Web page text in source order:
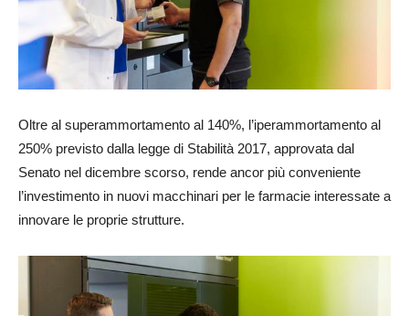
Oltre al superammortamento al 140%, l’iperammortamento al
250% previsto dalla legge di Stabilità 2017, approvata dal
Senato nel dicembre scorso, rende ancor più conveniente
l’investimento in nuovi macchinari per le farmacie interessate a
innovare le proprie strutture.